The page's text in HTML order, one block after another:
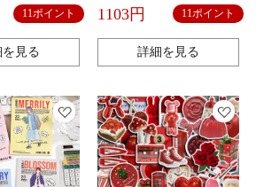
11ポイント
見る
1103円 11ポイント
詳細を見る